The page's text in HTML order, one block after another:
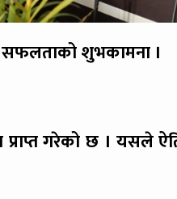
सफलताको शुभकामना ।
गरेको छ । यसले